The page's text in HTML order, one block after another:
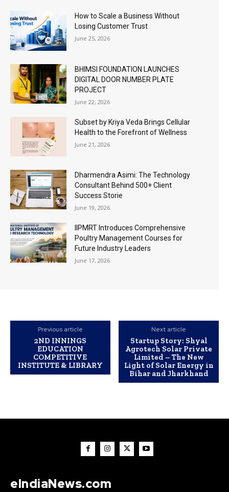
How to Scale a Business Without
Losing Customer Trust
June 25, 2026
BHIMSI FOUNDATION LAUNCHES
DIGITAL DOOR NUMBER PLATE
PROJECT
June 22, 2026
Subset by Kriya Veda Brings Cellular
Health to the Forefront of Wellness
June 21, 2026
Dharmendra Asimi: The Technology
Consultant Behind 500+ Client
Success Storie
June 19, 2026
IIPMRT Introduces Comprehensive
Poultry Management Courses for
Future Industry Leaders
June 17, 2026
Previous article
2ND INNINGS
EDUCATION
COMPETITIVE
INSTITUTE & LIBRARY
Next article
Startup Story: Shyal
Agrotech Solar Private
Limited – The New
Light of Solar Energy in
Bihar and Jharkhand
eIndiaNews.com